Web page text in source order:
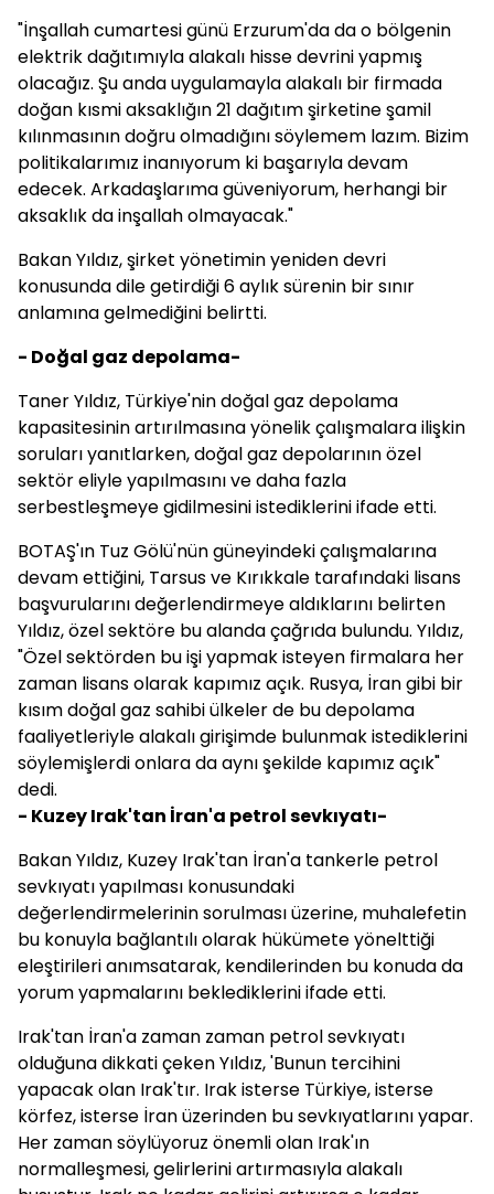
"İnşallah cumartesi günü Erzurum'da da o bölgenin
elektrik dağıtımıyla alakalı hisse devrini yapmış
olacağız. Şu anda uygulamayla alakalı bir firmada
doğan kısmi aksaklığın 21 dağıtım şirketine şamil
kılınmasının doğru olmadığını söylemem lazım. Bizim
politikalarımız inanıyorum ki başarıyla devam
edecek. Arkadaşlarıma güveniyorum, herhangi bir
aksaklık da inşallah olmayacak."
Bakan Yıldız, şirket yönetimin yeniden devri
konusunda dile getirdiği 6 aylık sürenin bir sınır
anlamına gelmediğini belirtti.
- Doğal gaz depolama-
Taner Yıldız, Türkiye'nin doğal gaz depolama
kapasitesinin artırılmasına yönelik çalışmalara ilişkin
soruları yanıtlarken, doğal gaz depolarının özel
sektör eliyle yapılmasını ve daha fazla
serbestleşmeye gidilmesini istediklerini ifade etti.
BOTAŞ'ın Tuz Gölü'nün güneyindeki çalışmalarına
devam ettiğini, Tarsus ve Kırıkkale tarafındaki lisans
başvurularını değerlendirmeye aldıklarını belirten
Yıldız, özel sektöre bu alanda çağrıda bulundu. Yıldız,
"Özel sektörden bu işi yapmak isteyen firmalara her
zaman lisans olarak kapımız açık. Rusya, İran gibi bir
kısım doğal gaz sahibi ülkeler de bu depolama
faaliyetleriyle alakalı girişimde bulunmak istediklerini
söylemişlerdi onlara da aynı şekilde kapımız açık"
dedi.
- Kuzey Irak'tan İran'a petrol sevkıyatı-
Bakan Yıldız, Kuzey Irak'tan İran'a tankerle petrol
sevkıyatı yapılması konusundaki
değerlendirmelerinin sorulması üzerine, muhalefetin
bu konuyla bağlantılı olarak hükümete yönelttiği
eleştirileri anımsatarak, kendilerinden bu konuda da
yorum yapmalarını beklediklerini ifade etti.
Irak'tan İran'a zaman zaman petrol sevkıyatı
olduğuna dikkati çeken Yıldız, 'Bunun tercihini
yapacak olan Irak'tır. Irak isterse Türkiye, isterse
körfez, isterse İran üzerinden bu sevkıyatlarını yapar.
Her zaman söylüyoruz önemli olan Irak'ın
normalleşmesi, gelirlerini artırmasıyla alakalı